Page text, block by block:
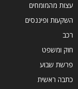
עצות מהמומחים
השקעות ופיננסים
רכב
חוק ומשפט
פרשת שבוע
כתבה ראשית